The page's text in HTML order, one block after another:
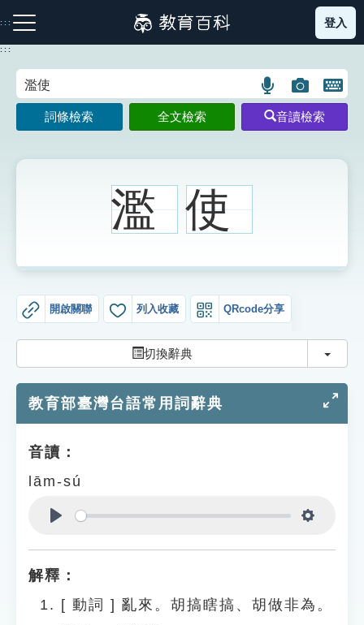
到
主
:::
注音索引圖示 筆畫索引圖示 部首索引表圖示
生字詞彙表
知識索引
遊戲專區
貓頭鷹博士
登入
:::
語
言
搜
圖
片
搜
開
鍵
圖
詞條檢索 全文檢索 音讀檢索
濫 使
開啟關聯 列入收藏 QRcode分享
切換辭典 切換
教育部臺灣台語常用詞辭典
音讀：
lām-sú
解釋：
[ 動詞 ] 亂來。胡搞瞎搞、胡做非為。